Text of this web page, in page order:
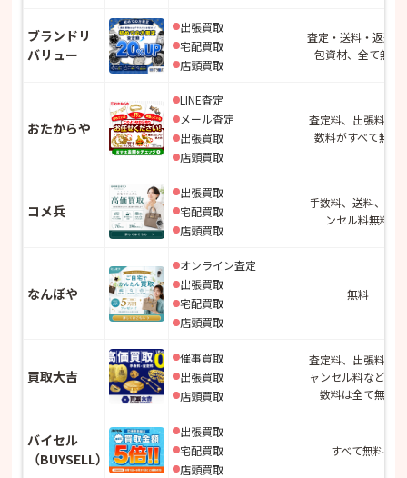
ブランドリ
バリュー
出張買取
宅配買取
店頭買取
査定・送料・返送
包資材、全て無料
おたからや
LINE査定
メール査定
出張買取
店頭買取
査定料、出張料、手
数料がすべて無料
コメ兵
出張買取
宅配買取
店頭買取
手数料、送料、キャ
ンセル料無料
なんぼや
オンライン査定
出張買取
宅配買取
店頭買取
無料
買取大吉
催事買取
出張買取
店頭買取
査定料、出張料、キ
ャンセル料などの手
数料は全て無料
バイセル
（BUYSELL）
出張買取
宅配買取
店頭買取
すべて無料